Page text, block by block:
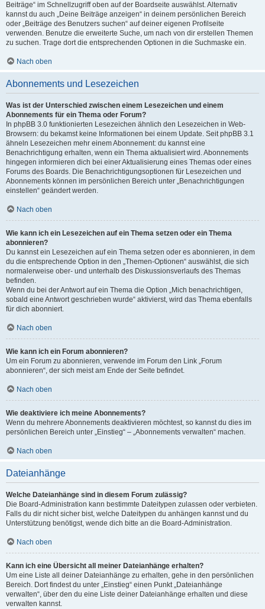
Beiträge“ im Schnellzugriff oben auf der Boardseite auswählst. Alternativ
kannst du auch „Deine Beiträge anzeigen“ in deinem persönlichen Bereich
oder „Beiträge des Benutzers suchen“ auf deiner eigenen Profilseite
verwenden. Benutze die erweiterte Suche, um nach von dir erstellen Themen
zu suchen. Trage dort die entsprechenden Optionen in die Suchmaske ein.
Nach oben
Abonnements und Lesezeichen
Was ist der Unterschied zwischen einem Lesezeichen und einem
Abonnements für ein Thema oder Forum?
In phpBB 3.0 funktionierten Lesezeichen ähnlich den Lesezeichen in Web-
Browsern: du bekamst keine Informationen bei einem Update. Seit phpBB 3.1
ähneln Lesezeichen mehr einem Abonnement: du kannst eine
Benachrichtigung erhalten, wenn ein Thema aktualisiert wird. Abonnements
hingegen informieren dich bei einer Aktualisierung eines Themas oder eines
Forums des Boards. Die Benachrichtigungsoptionen für Lesezeichen und
Abonnements können im persönlichen Bereich unter „Benachrichtigungen
einstellen“ geändert werden.
Nach oben
Wie kann ich ein Lesezeichen auf ein Thema setzen oder ein Thema
abonnieren?
Du kannst ein Lesezeichen auf ein Thema setzen oder es abonnieren, in dem
du die entsprechende Option in den „Themen-Optionen“ auswählst, die sich
normalerweise ober- und unterhalb des Diskussionsverlaufs des Themas
befinden.
Wenn du bei der Antwort auf ein Thema die Option „Mich benachrichtigen,
sobald eine Antwort geschrieben wurde“ aktivierst, wird das Thema ebenfalls
für dich abonniert.
Nach oben
Wie kann ich ein Forum abonnieren?
Um ein Forum zu abonnieren, verwende im Forum den Link „Forum
abonnieren“, der sich meist am Ende der Seite befindet.
Nach oben
Wie deaktiviere ich meine Abonnements?
Wenn du mehrere Abonnements deaktivieren möchtest, so kannst du dies im
persönlichen Bereich unter „Einstieg“ – „Abonnements verwalten“ machen.
Nach oben
Dateianhänge
Welche Dateianhänge sind in diesem Forum zulässig?
Die Board-Administration kann bestimmte Dateitypen zulassen oder verbieten.
Falls du dir nicht sicher bist, welche Dateitypen du anhängen kannst und du
Unterstützung benötigst, wende dich bitte an die Board-Administration.
Nach oben
Kann ich eine Übersicht all meiner Dateianhänge erhalten?
Um eine Liste all deiner Dateianhänge zu erhalten, gehe in den persönlichen
Bereich. Dort findest du unter „Einstieg“ einen Punkt „Dateianhänge
verwalten“, über den du eine Liste deiner Dateianhänge erhalten und diese
verwalten kannst.